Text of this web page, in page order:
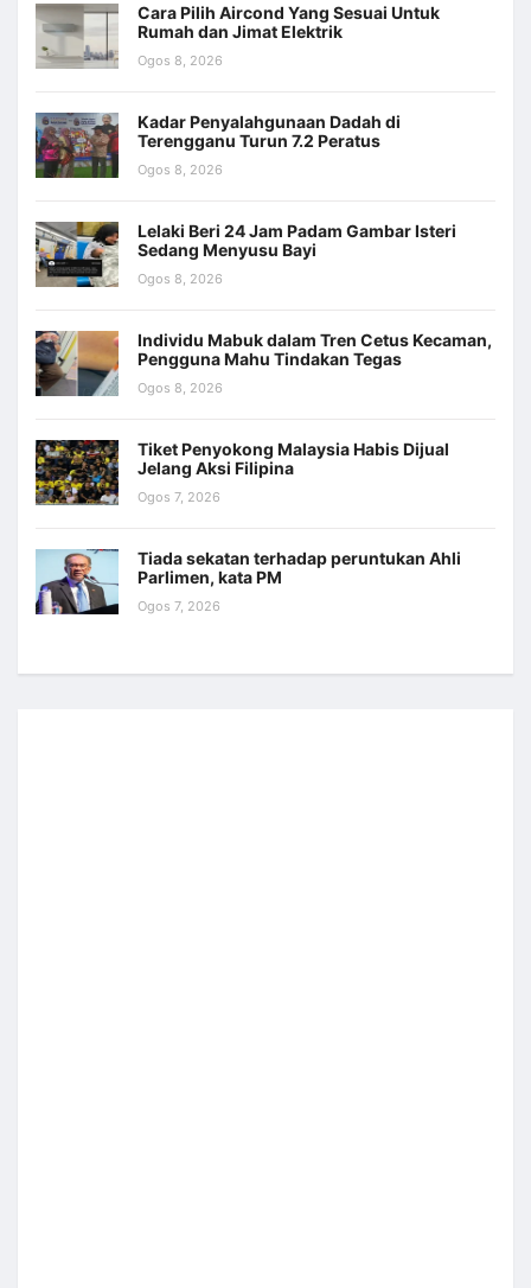
Cara Pilih Aircond Yang Sesuai Untuk
Rumah dan Jimat Elektrik
Ogos 8, 2026
Kadar Penyalahgunaan Dadah di
Terengganu Turun 7.2 Peratus
Ogos 8, 2026
Lelaki Beri 24 Jam Padam Gambar Isteri
Sedang Menyusu Bayi
Ogos 8, 2026
Individu Mabuk dalam Tren Cetus Kecaman,
Pengguna Mahu Tindakan Tegas
Ogos 8, 2026
Tiket Penyokong Malaysia Habis Dijual
Jelang Aksi Filipina
Ogos 7, 2026
Tiada sekatan terhadap peruntukan Ahli
Parlimen, kata PM
Ogos 7, 2026